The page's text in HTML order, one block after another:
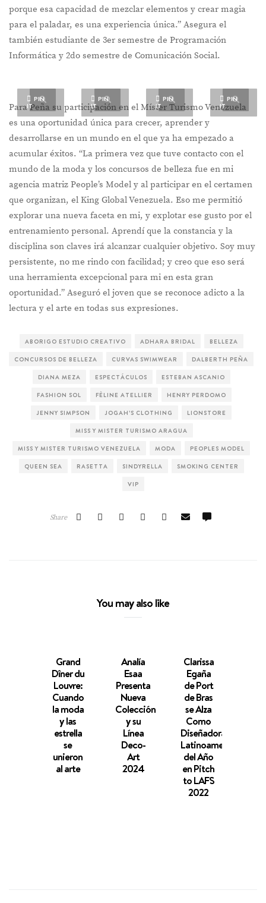
porque esa capacidad de mezclar elementos y crear magia
para el paladar, es una experiencia única.” Asegura el
también estudiante de 3er semestre de Programación
Informática y 2do semestre de Comunicación Social.
PIN
IT
PIN
IT
PIN
IT
PIN
IT
Para Peña su participación en el Míster Turismo Venezuela
es una oportunidad única para crecer, aprender y
desarrollarse en un mundo en el que ya ha empezado a
acumular éxitos. “La primera vez que tuve contacto con el
mundo de la moda y los concursos de belleza fue en mi
agencia matriz People’s Model y al participar en el certamen
que organizan, el King Global Venezuela. Eso me permitió
explorar una nueva faceta en mi, y explotar ese gusto por el
entrenamiento personal. Aprendí que la constancia y la
disciplina son claves irá alcanzar cualquier objetivo. Soy muy
persistente, no me rindo con facilidad; y creo que eso será
una herramienta excepcional para mi en esta gran
oportunidad.” Aseguró el joven que se reconoce adicto a la
lectura y el arte en todas sus expresiones.
ABORIGO ESTUDIO CREATIVO ADHARA BRIDAL BELLEZA
CONCURSOS DE BELLEZA CURVAS SWIMWEAR DALBERTH PEÑA
DIANA MEZA ESPECTÁCULOS ESTEBAN ASCANIO
FASHION SOL FÈLINE ATELLIER HENRY PERDOMO
JENNY SIMPSON JOGAH’S CLOTHING LIONSTORE
MISS Y MISTER TURISMO ARAGUA
MISS Y MISTER TURISMO VENEZUELA MODA PEOPLES MODEL
QUEEN SEA RASETTA SINDYRELLA SMOKING CENTER
VIP
Share
You may also like
Grand
Dîner du
Louvre:
Cuando
la moda
y las
estrella
se
unieron
al arte
Analía
Esaa
Presenta
Nueva
Colección
y su
Línea
Deco-
Art
2024
Clarissa
Egaña
de Port
de Bras
se Alza
Como
Diseñadora
Latinoamericana
del Año
en Pitch
to LAFS
2022